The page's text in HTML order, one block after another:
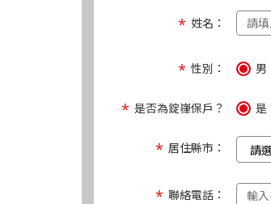
姓名：
性別： 男
是否為錠嵂保戶？ 是
居住縣市：
聯絡電話：